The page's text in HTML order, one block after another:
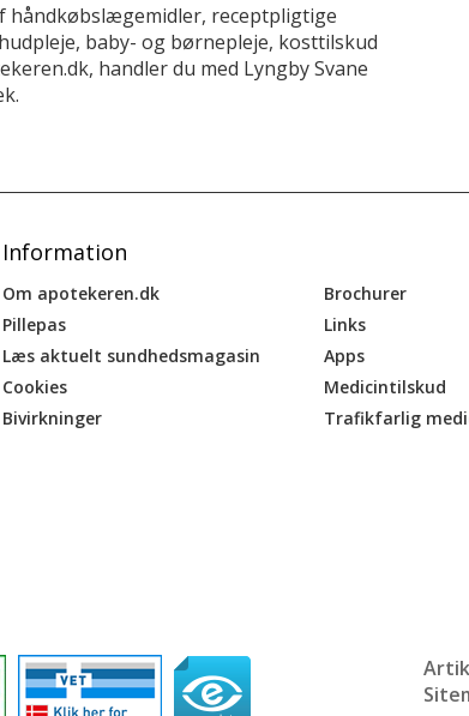
håndkøbslægemidler, receptpligtige
baby- og børnepleje, kosttilskud
handler du med Lyngby Svane
Information
Om apotekeren.dk
Pillepas
Læs aktuelt sundhedsmagasin
Cookies
Bivirkninger
Brochurer
Links
Apps
Medicintilskud
Trafikfarlig